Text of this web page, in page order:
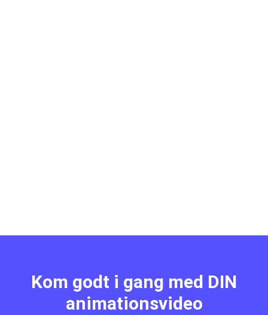
Kom godt i gang med DIN
animationsvideo